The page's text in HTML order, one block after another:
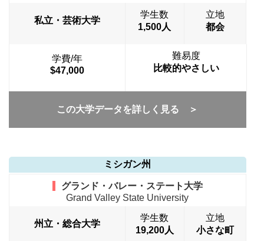
私立・芸術大学
学生数
1,500人
立地
都会
学費/年
$47,000
難易度
比較的やさしい
この大学データを詳しく見る ＞
ミシガン州
グランド・バレー・ステート大学
Grand Valley State University
州立・総合大学
学生数
19,200人
立地
小さな町